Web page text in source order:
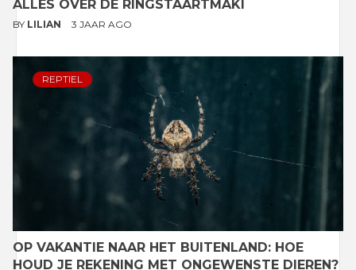
ALLES OVER DE RINGSTAARTMAKI
BY LILIAN 3 JAAR AGO
REPTIEL
OP VAKANTIE NAAR HET BUITENLAND: HOE
HOUD JE REKENING MET ONGEWENSTE DIEREN?